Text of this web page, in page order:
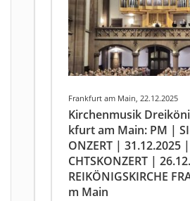
Frankfurt am Main, 22.12.2025
Kirchenmusik
kfurt am Main: PM |
ONZERT | 31.12.2025
CHTSKONZERT |
REIKÖNIGSKIRCHE
m Main